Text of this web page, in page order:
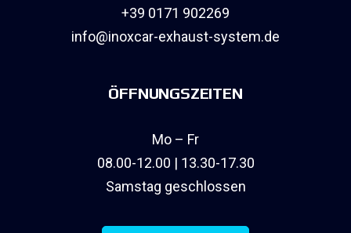
+39 0171 902269
info@inoxcar-exhaust-system.de
ÖFFNUNGSZEITEN
Mo – Fr
08.00-12.00 | 13.30-17.30
Samstag geschlossen